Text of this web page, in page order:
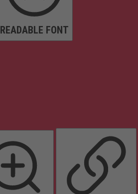
READABLE FONT